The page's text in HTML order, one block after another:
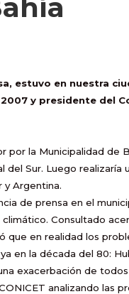
estuvo en nuestra
y presidente del
por la Municipalidad de
del Sur. Luego
y Argentina.
de prensa en el
Consultado
que en realidad los
en la década del 80:
exacerbación de todos
analizando las